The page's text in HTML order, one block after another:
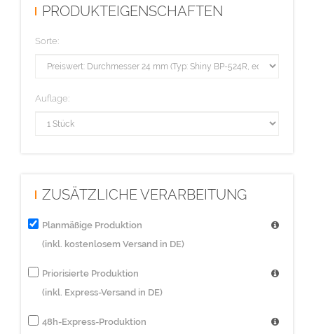
PRODUKTEIGENSCHAFTEN
Sorte:
Auflage:
ZUSÄTZLICHE VERARBEITUNG
Planmäßige Produktion
(inkl. kostenlosem Versand in DE)
Priorisierte Produktion
(inkl. Express-Versand in DE)
48h-Express-Produktion